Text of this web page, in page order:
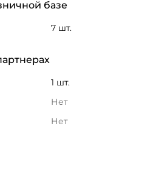
базе
7 шт.
1 шт.
Нет
Нет